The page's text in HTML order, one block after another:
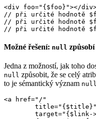
<div foo="{$foo}"></
// při určité hodnotě
// při určité hodnotě
Možné řešení: null
Jedna z možností, jak toho
null způsobit, že se celý
to je sémantický význam null
<a href="/"